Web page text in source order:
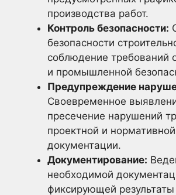
производства работ.
Контроль безопасности:
безопасности
соблюдение требований
и промышленной
Предупреждение
Своевременное
пресечение нарушений
проектной и нормативной
документации.
Документирование:
необходимой
фиксирующей результаты